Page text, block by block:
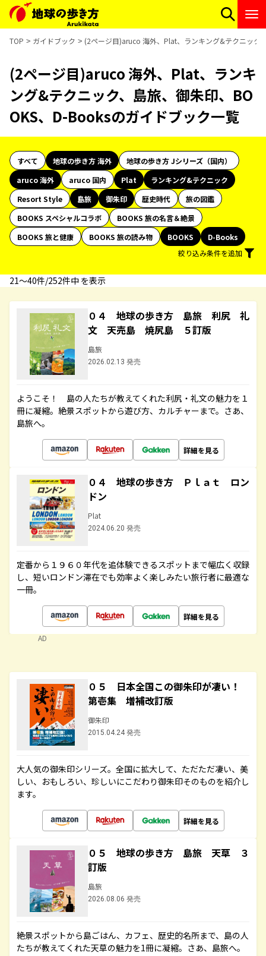
TOP ガイドブック (2ページ目)aruco 海外、Plat、ランキング&テクニック
(2ページ目)aruco 海外、Plat、ランキ
ング&テクニック、島旅、御朱印、BO
OKS、D-Booksのガイドブック一覧
すべて 地球の歩き方 海外
地球の歩き方 Jシリーズ（国内）
aruco 海外
aruco 国内 Plat
ランキング&テクニック
Resort Style
島旅 御朱印 歴史時代
旅の図鑑
BOOKS スペシャルコラボ
BOOKS 旅の名言＆絶景
BOOKS 旅と健康
BOOKS 旅の読み物 BOOKS
D-Books
絞り込み条件を追加
21〜40件/252件中 を表示
０４ 地球の歩き方 島旅 利尻 礼
文 天売島 焼尻島 ５訂版
島旅
2026.02.13 発売
ようこそ！ 島の人たちが教えてくれた利尻・礼文の魅力を１
冊に凝縮。絶景スポットから遊び方、カルチャーまで。さあ、
島旅へ。
詳細を見る
０４ 地球の歩き方 Ｐｌａｔ ロン
ドン
Plat
2024.06.20 発売
定番から１９６０年代を追体験できるスポットまで幅広く収録
し、短いロンドン滞在でも効率よく楽しみたい旅行者に最適な
一冊。
詳細を見る
AD
０５ 日本全国この御朱印が凄い！
第壱集 増補改訂版
御朱印
2015.04.24 発売
大人気の御朱印シリーズ。全国に拡大して、ただただ凄い、美
しい、おもしろい、珍しいにこだわり御朱印そのものを紹介し
ます。
詳細を見る
０５ 地球の歩き方 島旅 天草 ３
訂版
島旅
2026.08.06 発売
絶景スポットから島ごはん、カフェ、歴史的名所まで、島の人
たちが教えてくれた天草の魅力を1冊に凝縮。さあ、島旅へ。